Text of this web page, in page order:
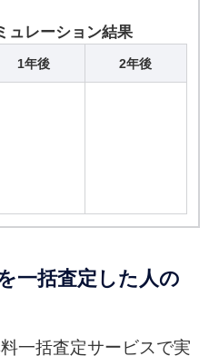
ュレーション結果
1年後 2年後
一括査定した人の
一括査定サービスで実